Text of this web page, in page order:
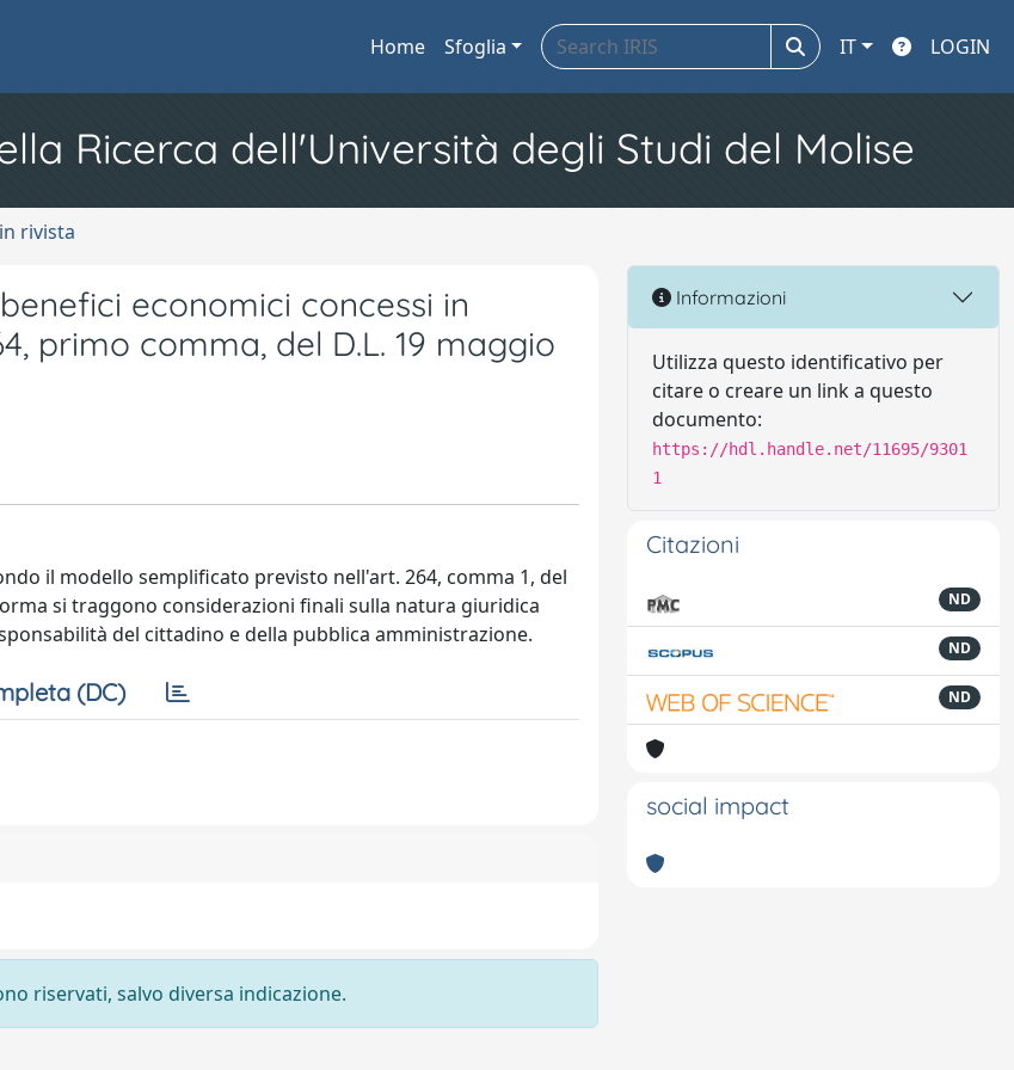
Home Sfoglia IT LOGIN
Ricerca dell'Università degli Studi del Molise
rivista
economici concessi in
primo comma, del D.L. 19 maggio
il modello semplificato previsto nell'art. 264, comma 1, del
si traggono considerazioni finali sulla natura giuridica
del cittadino e della pubblica amministrazione.
(DC)
riservati, salvo diversa indicazione.
Informazioni
Utilizza questo identificativo per
citare o creare un link a questo
documento:
https://hdl.handle.net/11695/9301
1
Citazioni
ND
ND
ND
social impact